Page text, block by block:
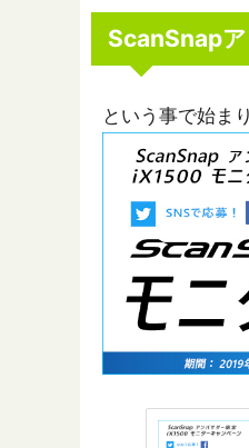
ScanSnap
という事で始ま